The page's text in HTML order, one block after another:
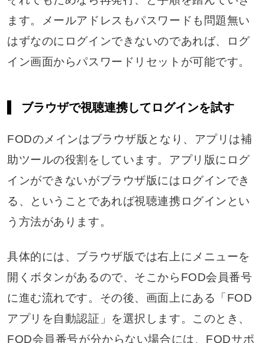
ます。メールアドレスもパスワードも問題無い
はずなのにログインできないのであれば、ログ
イン画面からパスワードリセットが可能です。
ブラウザで視聴連携してログインを試す
FODのメインはブラウザ版となり、アプリは補
助ツールの役割をしています。アプリ版にログ
インができないがブラウザ版にはログインでき
る、ということであれば視聴連携ログインとい
う方法があります。
具体的には、ブラウザ版では右上にメニューを
開くボタンがあるので、そこからFOD会員番号
に進む流れです。その後、画面上にある「FOD
アプリを自動認証」を選択します。このとき、
FOD会員番号が分からない場合には、FODサポ